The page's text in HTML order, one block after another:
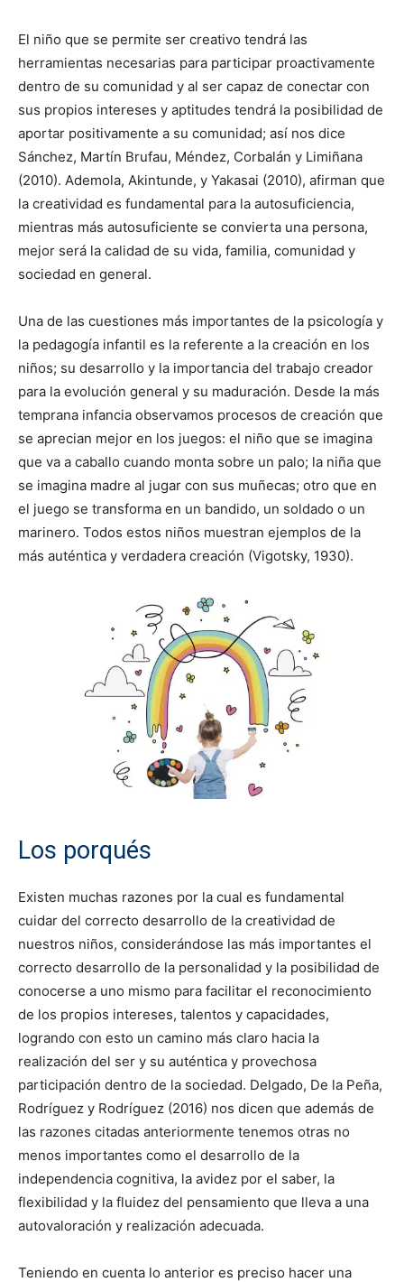
El niño que se permite ser creativo tendrá las
herramientas necesarias para participar proactivamente
dentro de su comunidad y al ser capaz de conectar con
sus propios intereses y aptitudes tendrá la posibilidad de
aportar positivamente a su comunidad; así nos dice
Sánchez, Martín Brufau, Méndez, Corbalán y Limiñana
(2010). Ademola, Akintunde, y Yakasai (2010), afirman que
la creatividad es fundamental para la autosuficiencia,
mientras más autosuficiente se convierta una persona,
mejor será la calidad de su vida, familia, comunidad y
sociedad en general.
Una de las cuestiones más importantes de la psicología y
la pedagogía infantil es la referente a la creación en los
niños; su desarrollo y la importancia del trabajo creador
para la evolución general y su maduración. Desde la más
temprana infancia observamos procesos de creación que
se aprecian mejor en los juegos: el niño que se imagina
que va a caballo cuando monta sobre un palo; la niña que
se imagina madre al jugar con sus muñecas; otro que en
el juego se transforma en un bandido, un soldado o un
marinero. Todos estos niños muestran ejemplos de la
más auténtica y verdadera creación (Vigotsky, 1930).
Los porqués
Existen muchas razones por la cual es fundamental
cuidar del correcto desarrollo de la creatividad de
nuestros niños, considerándose las más importantes el
correcto desarrollo de la personalidad y la posibilidad de
conocerse a uno mismo para facilitar el reconocimiento
de los propios intereses, talentos y capacidades,
logrando con esto un camino más claro hacia la
realización del ser y su auténtica y provechosa
participación dentro de la sociedad. Delgado, De la Peña,
Rodríguez y Rodríguez (2016) nos dicen que además de
las razones citadas anteriormente tenemos otras no
menos importantes como el desarrollo de la
independencia cognitiva, la avidez por el saber, la
flexibilidad y la fluidez del pensamiento que lleva a una
autovaloración y realización adecuada.
Teniendo en cuenta lo anterior es preciso hacer una